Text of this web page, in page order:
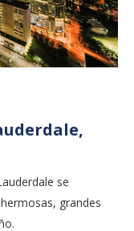
se
grandes